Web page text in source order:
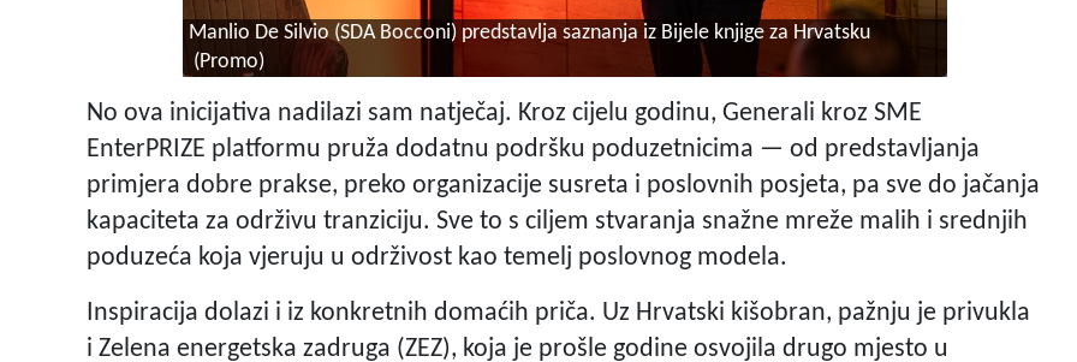
Manlio De Silvio (SDA Bocconi) predstavlja saznanja iz Bijele knjige za Hrvatsku
(Promo)
No ova inicijativa nadilazi sam natječaj. Kroz cijelu godinu, Generali kroz SME
EnterPRIZE platformu pruža dodatnu podršku poduzetnicima — od predstavljanja
primjera dobre prakse, preko organizacije susreta i poslovnih posjeta, pa sve do jačanja
kapaciteta za održivu tranziciju. Sve to s ciljem stvaranja snažne mreže malih i srednjih
poduzeća koja vjeruju u održivost kao temelj poslovnog modela.
Inspiracija dolazi i iz konkretnih domaćih priča. Uz Hrvatski kišobran, pažnju je privukla
i Zelena energetska zadruga (ZEZ), koja je prošle godine osvojila drugo mjesto u